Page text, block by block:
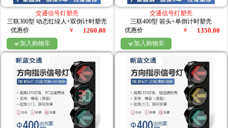
交通信号灯塑壳
三联300型 动态红绿人+双倒计时塑壳
优惠价
￥ 1260.00
加入购物车
交通信号灯塑壳
三联400型 箭头+单倒计时塑壳
优惠价
￥ 1350.00
加入购物车